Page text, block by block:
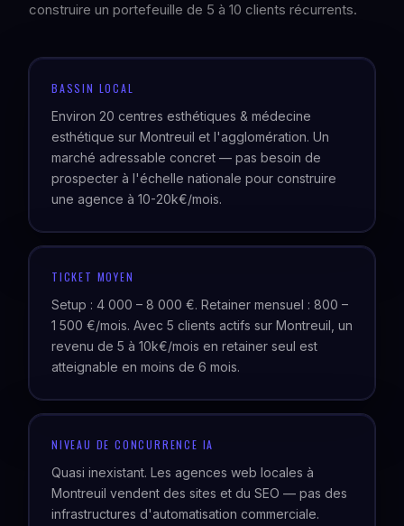
construire un portefeuille de 5 à 10 clients récurrents.
BASSIN LOCAL
Environ 20 centres esthétiques & médecine
esthétique sur Montreuil et l'agglomération. Un
marché adressable concret — pas besoin de
prospecter à l'échelle nationale pour construire
une agence à 10-20k€/mois.
TICKET MOYEN
Setup : 4 000 – 8 000 €. Retainer mensuel : 800 –
1 500 €/mois. Avec 5 clients actifs sur Montreuil, un
revenu de 5 à 10k€/mois en retainer seul est
atteignable en moins de 6 mois.
NIVEAU DE CONCURRENCE IA
Quasi inexistant. Les agences web locales à
Montreuil vendent des sites et du SEO — pas des
infrastructures d'automatisation commerciale.